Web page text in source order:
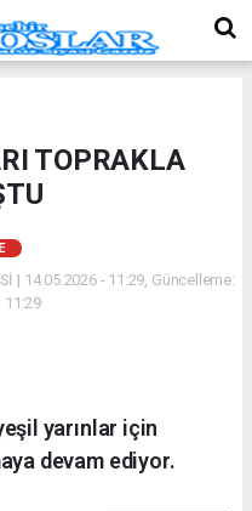
TOPRAKLA
| 14.05.2026 - 11:29, Güncelleme:
11:29
yarınlar için
devam ediyor.